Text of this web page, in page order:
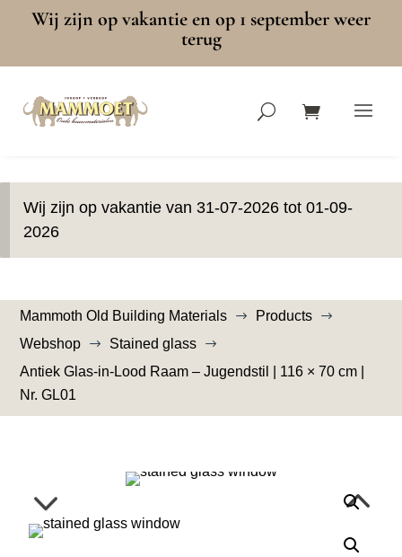
Wij zijn op vakantie en op 1 september weer
terug
Wij zijn op vakantie van 31-07-2026 tot 01-09-
2026
Mammoth Old Building Materials $ Products $
Webshop $ Stained glass $
Antiek Glas-in-Lood Raam – Jugendstil | 116 × 70 cm |
Nr. GL01